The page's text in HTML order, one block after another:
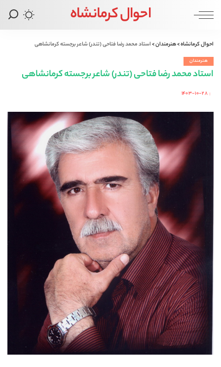
احوال کرمانشاه
احوال کرمانشاه>هنرمندان>استاد محمد رضا فتاحی (تندر) شاعر برجسته کرمانشاهی
هنرمندان
استاد محمد رضا فتاحی (تندر) شاعر برجسته کرمانشاهی
Posted
۱۴۰۳-۱۰-۲۸